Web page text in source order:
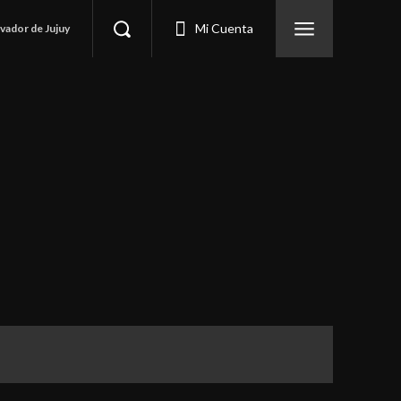
de Jujuy Mi Cuenta